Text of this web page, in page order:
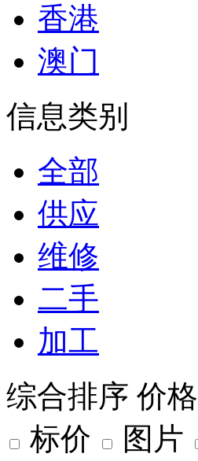
香港
澳门
信息类别
全部
供应
维修
二手
加工
综合排序 价格
标价
图片